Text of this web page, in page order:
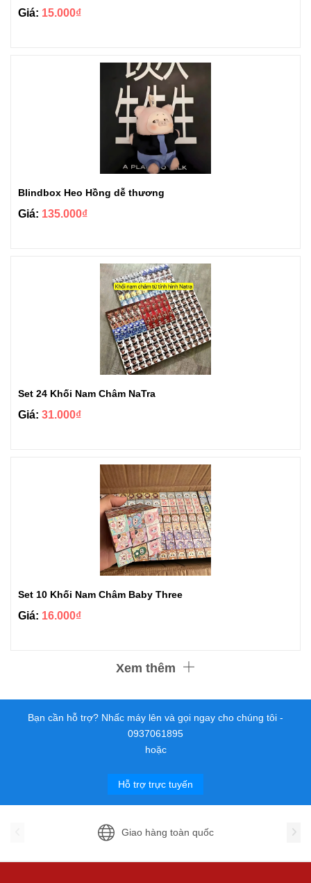
Giá: 15.000₫
Blindbox Heo Hồng dễ thương
Giá: 135.000₫
Set 24 Khối Nam Châm NaTra
Giá: 31.000₫
Set 10 Khối Nam Châm Baby Three
Giá: 16.000₫
Xem thêm
Bạn cần hỗ trợ? Nhấc máy lên và gọi ngay cho chúng tôi -
0937061895
hoặc
Hỗ trợ trực tuyến
Giao hàng toàn quốc